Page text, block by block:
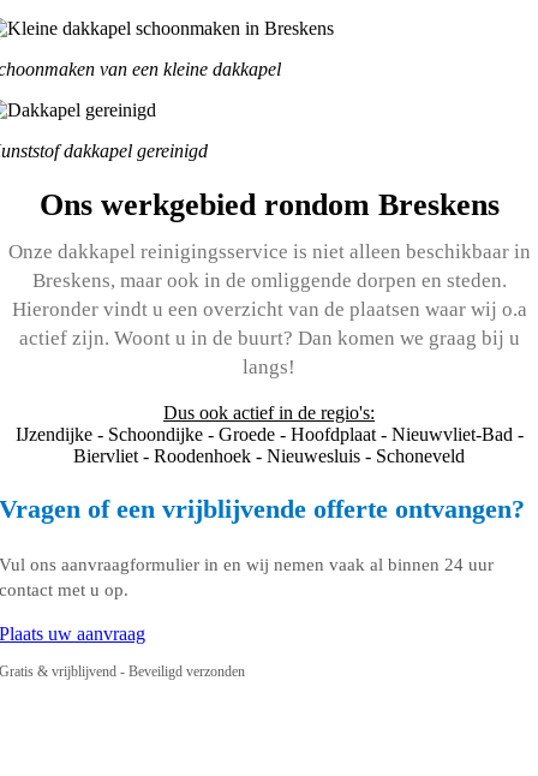
van een kleine dakkapel
dakkapel gereinigd
Ons werkgebied rondom Breskens
Onze dakkapel reinigingsservice is niet alleen beschikbaar in
Breskens, maar ook in de omliggende dorpen en steden.
Hieronder vindt u een overzicht van de plaatsen waar wij o.a
actief zijn. Woont u in de buurt? Dan komen we graag bij u
langs!
Dus ook actief in de regio's:
IJzendijke - Schoondijke - Groede - Hoofdplaat - Nieuwvliet-Bad -
Biervliet - Roodenhoek - Nieuwesluis - Schoneveld
Vragen of een vrijblijvende offerte ontvangen?
Vul ons aanvraagformulier in en wij nemen vaak al binnen 24 uur
contact met u op.
Plaats uw aanvraag
Gratis & vrijblijvend - Beveiligd verzonden